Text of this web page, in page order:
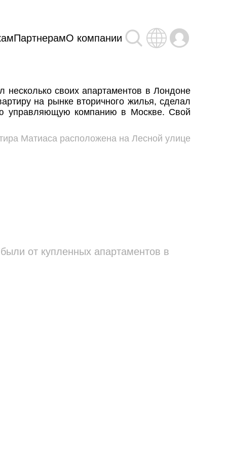
ПартнерамО компании
своих апартаментов в Лондоне
на рынке вторичного жилья, сделал
управляющую компанию в Москве. Свой
Матиаса расположена на Лесной улице
от купленных апартаментов в